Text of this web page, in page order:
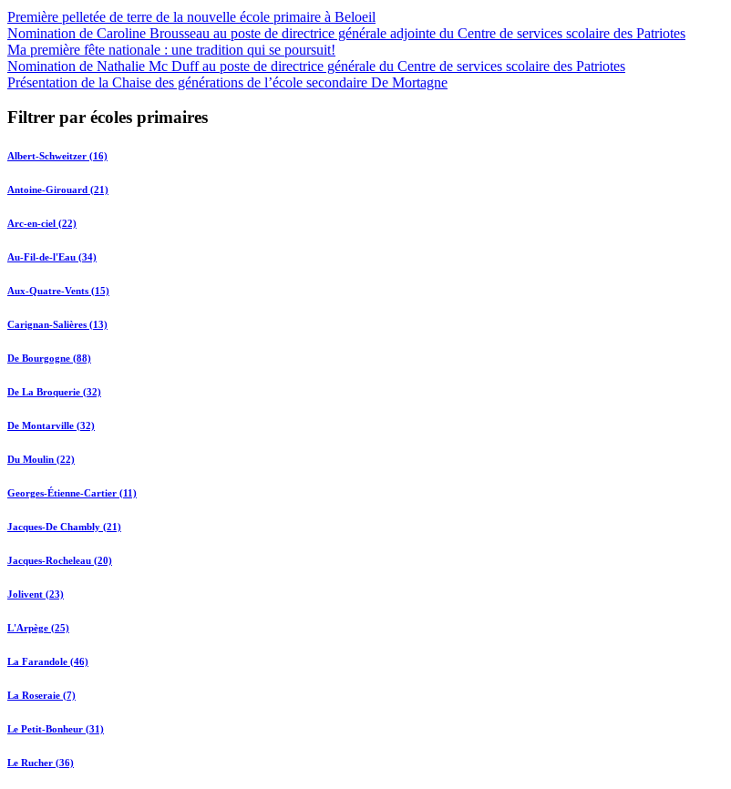
Première pelletée de terre de la nouvelle école primaire à Beloeil
Nomination de Caroline Brousseau au poste de directrice générale adjointe du Centre de services scolaire des Patriotes
Ma première fête nationale : une tradition qui se poursuit!
Nomination de Nathalie Mc Duff au poste de directrice générale du Centre de services scolaire des Patriotes
Présentation de la Chaise des générations de l’école secondaire De Mortagne
Filtrer par écoles primaires
Albert-Schweitzer (16)
Antoine-Girouard (21)
Arc-en-ciel (22)
Au-Fil-de-l'Eau (34)
Aux-Quatre-Vents (15)
Carignan-Salières (13)
De Bourgogne (88)
De La Broquerie (32)
De Montarville (32)
Du Moulin (22)
Georges-Étienne-Cartier (11)
Jacques-De Chambly (21)
Jacques-Rocheleau (20)
Jolivent (23)
L'Arpège (25)
La Farandole (46)
La Roseraie (7)
Le Petit-Bonheur (31)
Le Rucher (36)